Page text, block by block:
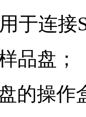
于连接
品盘；
的操作